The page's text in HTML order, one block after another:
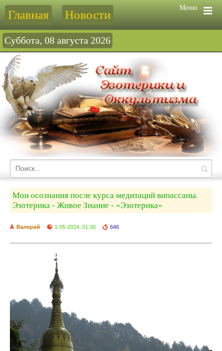
Меню
Главная Новости
Суббота, 08 августа 2026
Мои осознания после курса медитаций випассаны.
Эзотерика - Живое Знание - «Эзотерика»
Валерий 1-05-2024, 01:30 646